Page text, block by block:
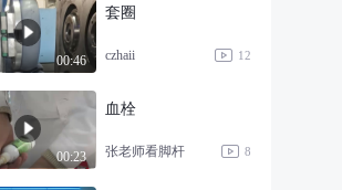
00:46
套圈
czhaii 12
00:23
血栓
张老师看脚杆 8